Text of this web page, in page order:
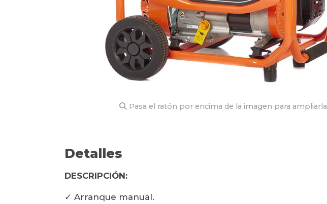
Pasa el ratón por encima de la imagen para ampliarla
Detalles
DESCRIPCIÓN:
✓ Arranque manual.